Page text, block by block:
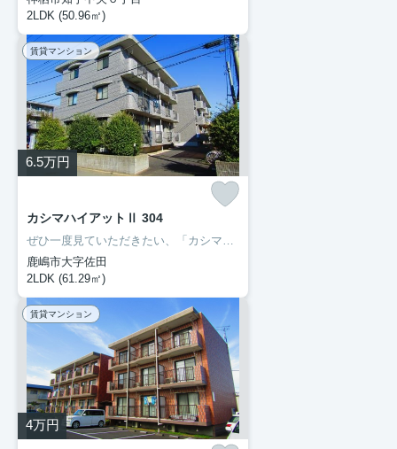
2LDK (50.96㎡)
賃貸マンション
6.5万円
カシマハイアットⅡ 304
ぜひ一度見ていただきたい、「カシマハイアットⅡ」です。セブン-イレブン鹿嶋宮中南店まで徒歩6分と近場にコンビニがあるのもポイント。転居先に住み心地も良いこちらの賃貸物件。充実した新生活を過ごしましょう。豊成管理システムでは、お客様に合わせてお部屋をご紹介いたします。0299-97-0800からご希望の条件をお申しつけ下さい。
鹿嶋市大字佐田
2LDK (61.29㎡)
賃貸マンション
4万円